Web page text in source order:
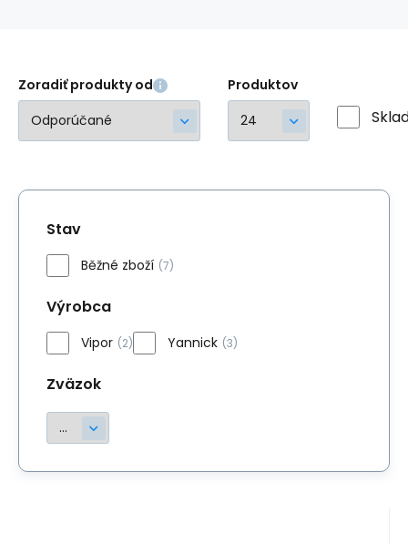
Zoradiť produkty od Produktov
Stav
Běžné zboží (7)
Výrobca
Vipor (2) Yannick (3)
Zväzok